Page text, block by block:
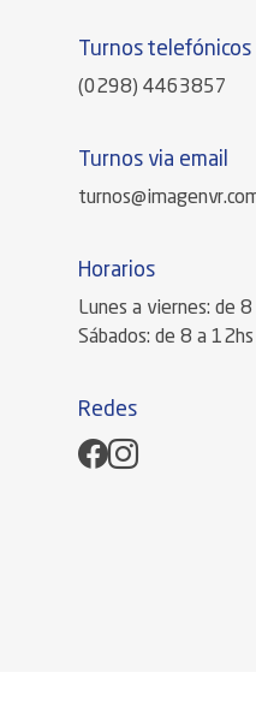
Turnos telefónicos
(0298) 4463857
Turnos via email
Horarios
Lunes a viernes: de 8
Sábados: de 8 a 12hs
Redes